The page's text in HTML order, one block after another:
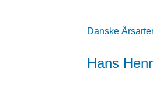
Danske
Hans